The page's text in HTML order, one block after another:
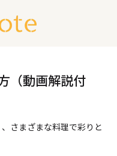
（動画解説付
さまざまな料理で彩りと